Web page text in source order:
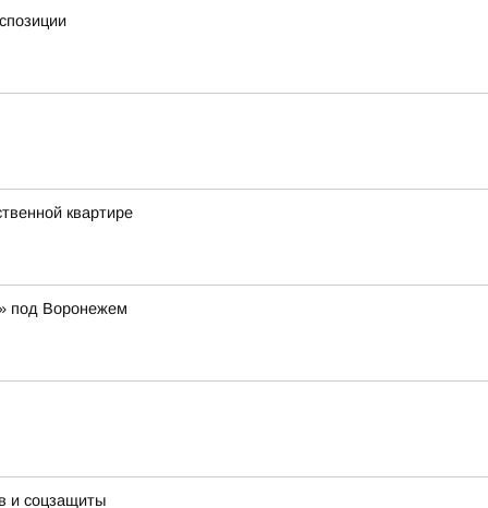
квартире
под Воронежем
и соцзащиты